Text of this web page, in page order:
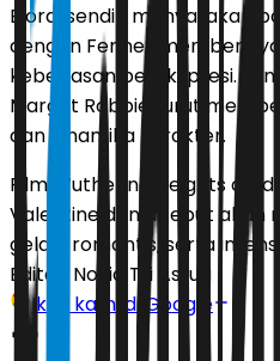
Elordi sendiri menyatakan
dengan Fennell
kebebasan berekspresi. Ia
Margot Robbie turut
dan dinamika karakter.
Film Wuthering Heights
Valentine dan disebut akan
gelap, romantis, serta intens.
Editor: Novia Tri Astuti
Ikuti kami di Google